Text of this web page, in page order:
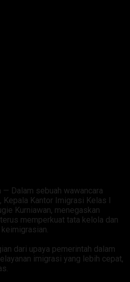
— Dalam sebuah wawancara
Kantor Imigrasi Kelas I
Kurniawan, menegaskan
memperkuat tata kelola dan
dari upaya pemerintah dalam
imigrasi yang lebih cepat,